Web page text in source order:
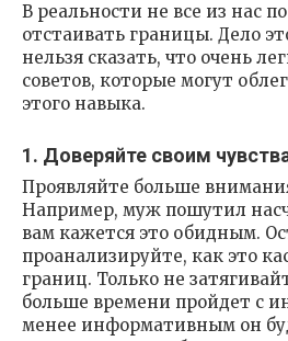
В реальности не все из нас
отстаивать границы. Дело
нельзя сказать, что очень
советов, которые могут
этого навыка.
1. Доверяйте своим
Проявляйте больше
Например, муж пошутил
вам кажется это обидным.
проанализируйте, как это
границ. Только не
больше времени пройдет с
менее информативным он